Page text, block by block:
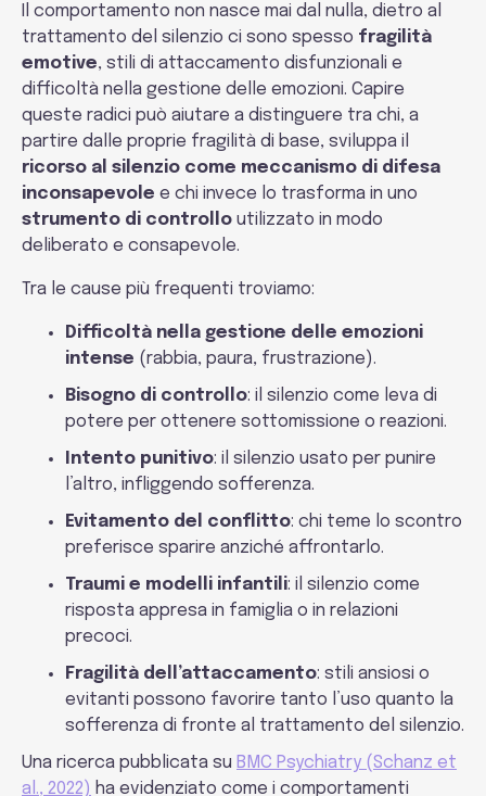
Il comportamento non nasce mai dal nulla, dietro al
trattamento del silenzio ci sono spesso fragilità
emotive, stili di attaccamento disfunzionali e
difficoltà nella gestione delle emozioni. Capire
queste radici può aiutare a distinguere tra chi, a
partire dalle proprie fragilità di base, sviluppa il
ricorso al silenzio come meccanismo di difesa
inconsapevole e chi invece lo trasforma in uno
strumento di controllo utilizzato in modo
deliberato e consapevole.
Tra le cause più frequenti troviamo:
Difficoltà nella gestione delle emozioni
intense (rabbia, paura, frustrazione).
Bisogno di controllo: il silenzio come leva di
potere per ottenere sottomissione o reazioni.
Intento punitivo: il silenzio usato per punire
l’altro, infliggendo sofferenza.
Evitamento del conflitto: chi teme lo scontro
preferisce sparire anziché affrontarlo.
Traumi e modelli infantili: il silenzio come
risposta appresa in famiglia o in relazioni
precoci.
Fragilità dell’attaccamento: stili ansiosi o
evitanti possono favorire tanto l’uso quanto la
sofferenza di fronte al trattamento del silenzio.
Una ricerca pubblicata su BMC Psychiatry (Schanz et
al., 2022) ha evidenziato come i comportamenti